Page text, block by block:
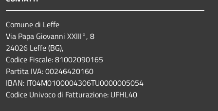
Comune di Leffe
Via Papa Giovanni XXIII°, 8
24026 Leffe (BG),
Codice Fiscale: 81002090165
Partita IVA: 00246420160
IBAN: IT04M0100004306TU0000005054
Codice Univoco di Fatturazione: UFHL40